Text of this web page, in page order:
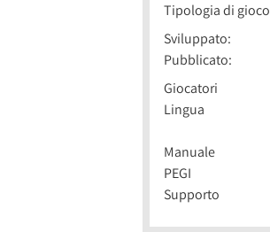
Tipologia di gioco
Sviluppato:
Pubblicato:
Giocatori
Lingua
Manuale
PEGI
Supporto